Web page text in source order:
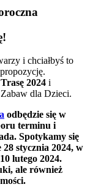
i chciałbyś to
2024 i
dla Dzieci.
odbędzie się w
terminu i
Spotykamy się
stycznia 2024, w
lutego 2024.
ale również